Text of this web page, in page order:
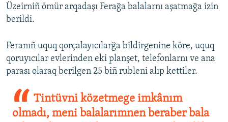
Üzeirniñ ömür arqadaşı Ferağa balalarnı aşatmağa izin
berildi.
Feranıñ uquq qorçalayıcılarğa bildirgenine köre, uquq
qoruyıcılar evlerinden eki planşet, telefonlarnı ve ana
parası olaraq berilgen 25 biñ rubleni alıp kettiler.
Tintüvni közetmege imkânım
olmadı, meni balalarımnen beraber bala